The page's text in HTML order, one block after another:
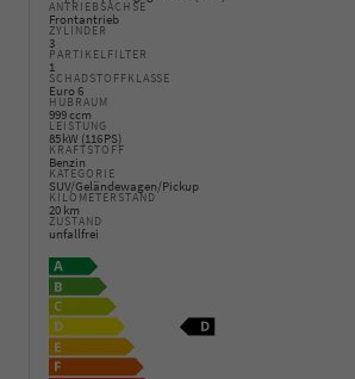
ANTRIEBSACHSE
Frontantrieb
ZYLINDER
3
PARTIKELFILTER
1
SCHADSTOFFKLASSE
Euro 6
HUBRAUM
999 ccm
LEISTUNG
85 kW (116 PS)
KRAFTSTOFF
Benzin
KATEGORIE
SUV/Geländewagen/Pickup
KILOMETERSTAND
20 km
ZUSTAND
unfallfrei